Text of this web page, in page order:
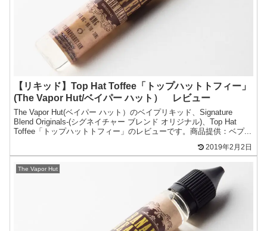
【リキッド】Top Hat Toffee「トップハットトフィー」
(The Vapor Hut/ベイパー ハット） レビュー
The Vapor Hut(ベイパー ハット）のベイプリキッド、Signature
Blend Originals-(シグネイチャー ブレンド オリジナル)、Top Hat
Toffee「トップハットトフィー」のレビューです。商品提供：ベプ...
2019年2月2日
The Vapor Hut